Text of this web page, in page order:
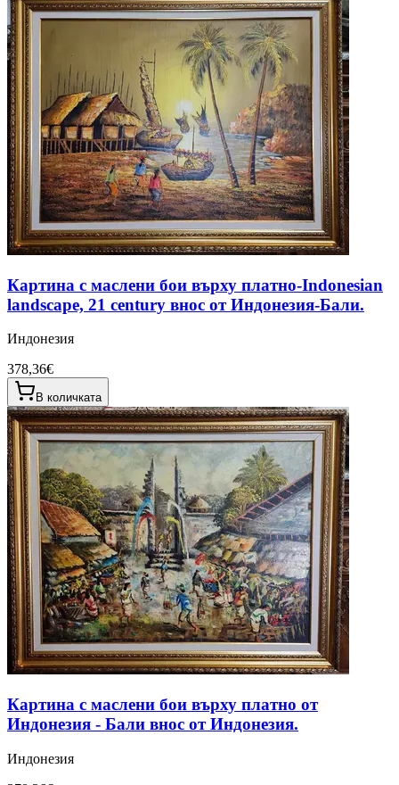
Картина с маслени бои върху платно-Indonesian
landscape, 21 century внос от Индонезия-Бали.
Индонезия
378,36€
В количката
Картина с маслени бои върху платно от
Индонезия - Бали внос от Индонезия.
Индонезия